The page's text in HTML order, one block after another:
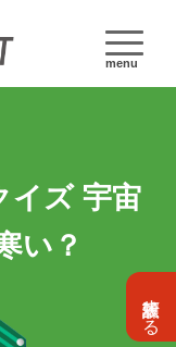
menu
設計依頼する
イズ 宇宙
い？